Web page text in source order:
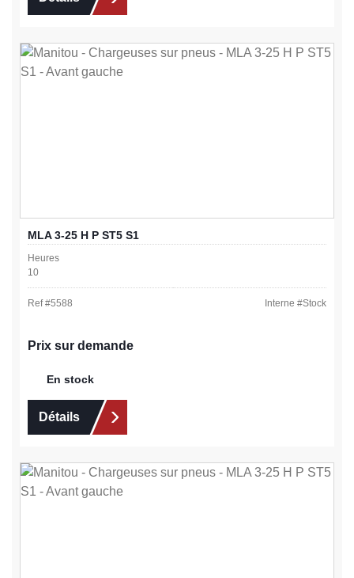
MLA 3-25 H P ST5 S1
Heures
10
Ref #5588 Interne #Stock
Prix sur demande
En stock
Détails